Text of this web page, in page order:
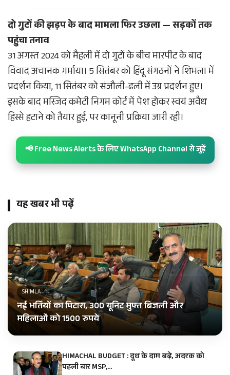
दो गुटों की झड़प के बाद मामला फिर उछला — सड़कों तक
पहुंचा तनाव
31 अगस्त 2024 को मैहली में दो गुटों के बीच मारपीट के बाद
विवाद अचानक गर्माया। 5 सितंबर को हिंदू संगठनों ने शिमला में
प्रदर्शन किया, 11 सितंबर को संजौली-ढली में उग्र प्रदर्शन हुए।
इसके बाद मस्जिद कमेटी निगम कोर्ट में पेश होकर स्वयं अवैध
हिस्से हटाने को तैयार हुई, पर कानूनी प्रक्रिया जारी रही।
📢 Free News Alerts के लिए WhatsApp Channel से जुड़ें
यह खबर भी पढ़ें
SHIMLA
नई भर्तियों का पिटारा, 300 यूनिट मुफ्त बिजली और
महिलाओं को 1500 रुपये
HIMACHAL BUDGET : दूध के दाम बढ़े, अदरक को
पहली बार MSP,…